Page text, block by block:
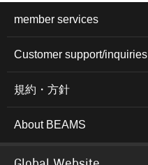
member services
Customer support/inquiries
規約・方針
About BEAMS